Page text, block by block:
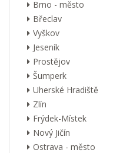
Brno - město
Břeclav
Vyškov
Jeseník
Prostějov
Šumperk
Uherské Hradiště
Zlín
Frýdek-Místek
Nový Jičín
Ostrava - město